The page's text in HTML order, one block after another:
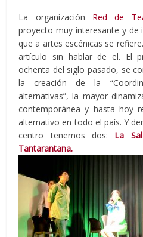
La organización Red de
proyecto muy interesante y de
que a artes escénicas se
artículo sin hablar de el. El
ochenta del siglo pasado, se
la creación de la
alternativas”, la mayor
contemporánea y hasta hoy
alternativo en todo el país. Y
centro tenemos dos:La
Tantarantana.